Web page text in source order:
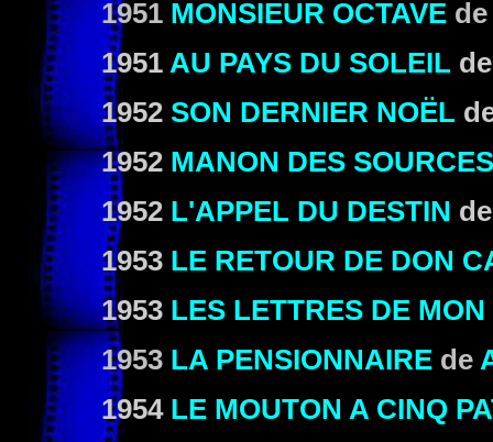
1951 MONSIEUR OCTAVE
1951 AU PAYS DU SOLEIL
1952 SON DERNIER NOËL
1952 MANON DES SOURCES
1952 L'APPEL DU DESTIN
1953 LE RETOUR DE DON
1953 LES LETTRES DE
1953 LA PENSIONNAIRE de
1954 LE MOUTON A CINQ